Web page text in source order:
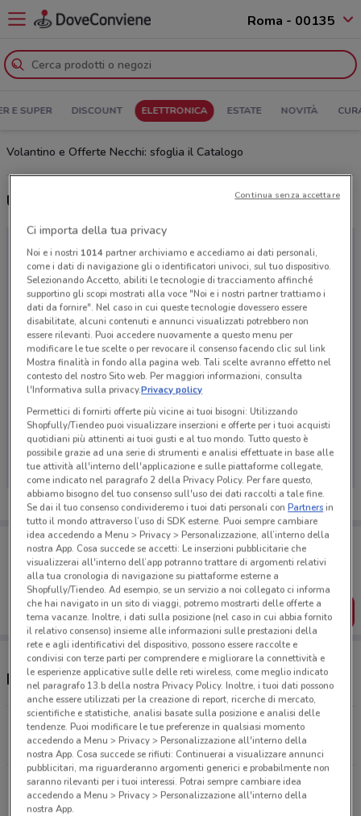
Roma - 00135
E SUPER DISCOUNT ELETTRONICA ESTATE NOVITÀ
Volantino e Offerte Necchi: sfoglia il Catalogo
Ultime offerte del volantino Necchi
Ci dispiace, al momento non abbiamo pubblicato
volantini nella tua zona. Riprova più tardi.
Porta DoveConviene sempre con te!
Puoi trovare le migliori offerte dei negozi vicino a te,
salvarle e creare la tua lista del risparmio, comodamente
dal tuo cellulare.
SCARICA L’APP
Negozi Necchi nelle vicinanze
Largo Boccea, 18 Roma
4.2 km
Piazza Jonio, 15 Roma
6 km
Ci importa della tua privacy
Noi e i nostri 1014partner archiviamo e accediamo ai dati personali,
come i dati di navigazione gli o identificatori univoci, sul tuo dispositivo.
Selezionando Accetto, abiliti le tecnologie di tracciamento affinché
supportino gli scopi mostrati alla voce "Noi e i nostri partner trattiamo i
dati da fornire". Nel caso in cui queste tecnologie dovessero essere
disabilitate, alcuni contenuti e annunci visualizzati potrebbero non
essere rilevanti. Puoi accedere nuovamente a questo menu per
modificare le tue scelte o per revocare il consenso facendo clic sul link
Mostra finalità in fondo alla pagina web. Tali scelte avranno effetto nel
contesto del nostro Sito web. Per maggiori informazioni, consulta
l'Informativa sulla privacy.Privacy policy
Permettici di fornirti offerte più vicine ai tuoi bisogni: Utilizzando
Shopfully/Tiendeo puoi visualizzare inserzioni e offerte per i tuoi acquisti
quotidiani più attinenti ai tuoi gusti e al tuo mondo. Tutto questo è
possibile grazie ad una serie di strumenti e analisi effettuate in base alle
tue attività all'interno dell'applicazione e sulle piattaforme collegate,
come indicato nel paragrafo 2 della Privacy Policy. Per fare questo,
abbiamo bisogno del tuo consenso sull'uso dei dati raccolti a tale fine.
Se dai il tuo consenso condivideremo i tuoi dati personali conPartnersin
tutto il mondo attraverso l’uso di SDK esterne. Puoi sempre cambiare
idea accedendo a Menu > Privacy > Personalizzazione, all’interno della
nostra App. Cosa succede se accetti: Le inserzioni pubblicitarie che
visualizzerai all'interno dell’app potranno trattare di argomenti relativi
alla tua cronologia di navigazione su piattaforme esterne a
Shopfully/Tiendeo. Ad esempio, se un servizio a noi collegato ci informa
che hai navigato in un sito di viaggi, potremo mostrarti delle offerte a
tema vacanze. Inoltre, i dati sulla posizione (nel caso in cui abbia fornito
il relativo consenso) insieme alle informazioni sulle prestazioni della
rete e agli identificativi del dispositivo, possono essere raccolte e
condivisi con terze parti per comprendere e migliorare la connettività e
le esperienze applicative sulle delle reti wireless, come meglio indicato
nel paragrafo 13.b della nostra Privacy Policy. Inoltre, i tuoi dati possono
anche essere utilizzati per la creazione di report, ricerche di mercato,
scientifiche e statistiche, analisi basate sulla posizione e analisi delle
tendenze. Puoi modificare le tue preferenze in qualsiasi momento
accedendo a Menu > Privacy > Personalizzazione all'interno della
nostra App. Cosa succede se rifiuti: Continuerai a visualizzare annunci
pubblicitari, ma riguarderanno argomenti generici e probabilmente non
saranno rilevanti per i tuoi interessi. Potrai sempre cambiare idea
accedendo a Menu > Privacy > Personalizzazione all'interno della
nostra App.
Continua senza accettare